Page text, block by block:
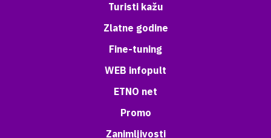
Turisti kažu
Zlatne godine
Fine-tuning
WEB infopult
ETNO net
Promo
Zanimljivosti